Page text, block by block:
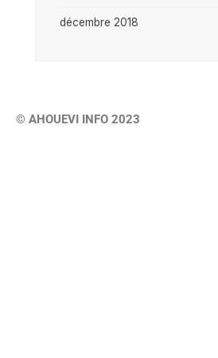
décembre 2018
© AHOUEVI INFO 2023